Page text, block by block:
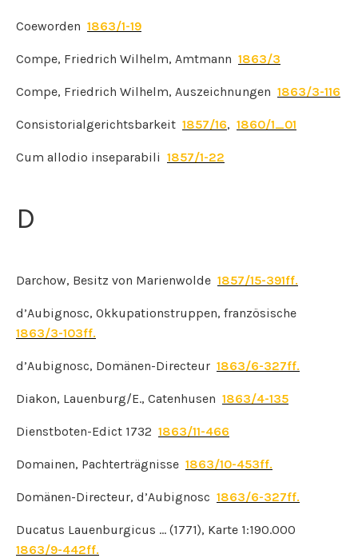
Coeworden 1863/1-19
Compe, Friedrich Wilhelm, Amtmann 1863/3
Compe, Friedrich Wilhelm, Auszeichnungen 1863/3-116
Consistorialgerichtsbarkeit 1857/16, 1860/1_01
Cum allodio inseparabili 1857/1-22
D
Darchow, Besitz von Marienwolde 1857/15-391ff.
d’Aubignosc, Okkupationstruppen, französische
1863/3-103ff.
d’Aubignosc, Domänen-Directeur 1863/6-327ff.
Diakon, Lauenburg/E., Catenhusen 1863/4-135
Dienstboten-Edict 1732 1863/11-466
Domainen, Pachterträgnisse 1863/10-453ff.
Domänen-Directeur, d’Aubignosc 1863/6-327ff.
Ducatus Lauenburgicus … (1771), Karte 1:190.000
1863/9-442ff.